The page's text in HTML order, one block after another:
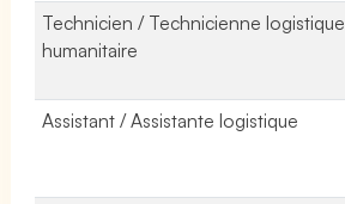
Technicien / Technicienne logistique
humanitaire
Assistant / Assistante logistique